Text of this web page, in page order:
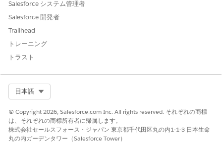
Salesforce システム管理者
Salesforce 開発者
Trailhead
トレーニング
トラスト
日本語
© Copyright 2026, Salesforce.com Inc. All rights reserved. それぞれの商標
は、それぞれの商標所有者に帰属します。
株式会社セールスフォース・ジャパン 東京都千代田区丸の内1-1-3 日本生命
丸の内ガーデンタワー（Salesforce Tower）